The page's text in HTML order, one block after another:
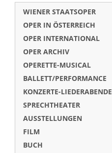
WIENER STAATSOPER
OPER IN ÖSTERREICH
OPER INTERNATIONAL
OPER ARCHIV
OPERETTE-MUSICAL
BALLETT/PERFORMANCE
KONZERTE-LIEDERABENDE
SPRECHTHEATER
AUSSTELLUNGEN
FILM
BUCH